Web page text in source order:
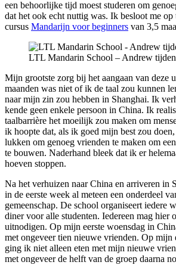
een behoorlijke tijd moest studeren om
dat het ook echt nuttig was. Ik besloot me op
cursus Mandarijn voor beginners van 3,5
LTL Mandarin School – Andrew
Mijn grootste zorg bij het aangaan van deze
maanden was niet of ik de taal zou kunnen
naar mijn zin zou hebben in Shanghai. Ik
kende geen enkele persoon in China. Ik
taalbarrière het moeilijk zou maken om
ik hoopte dat, als ik goed mijn best zou
lukken om genoeg vrienden te maken om
te bouwen. Naderhand bleek dat ik er
hoeven stoppen.
Na het verhuizen naar China en arriveren in
in de eerste week al meteen een onderdeel
gemeenschap. De school organiseert iedere
diner voor alle studenten. Iedereen mag hier
uitnodigen. Op mijn eerste woensdag in
met ongeveer tien nieuwe vrienden. Op mijn
ging ik niet alleen eten met mijn nieuwe
met ongeveer de helft van de groep daarna